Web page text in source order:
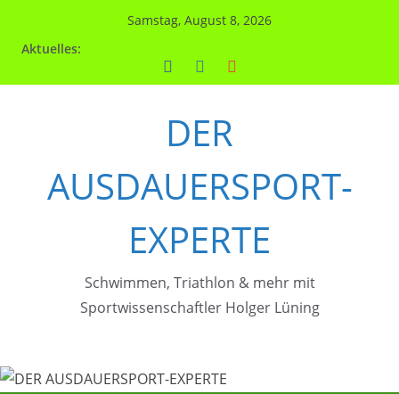
Samstag, August 8, 2026
Aktuelles:
DER
AUSDAUERSPORT-
EXPERTE
Schwimmen, Triathlon & mehr mit
Sportwissenschaftler Holger Lüning